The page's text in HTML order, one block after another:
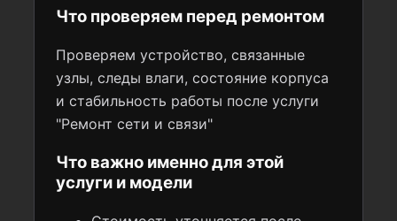
Что проверяем перед ремонтом
Проверяем устройство, связанные
узлы, следы влаги, состояние корпуса
и стабильность работы после услуги
"Ремонт сети и связи"
Что важно именно для этой
услуги и модели